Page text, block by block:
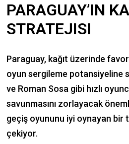
PARAGUAY’IN
STRATEJISI
Paraguay, kağıt üzerinde
oyun sergileme potansiyeline
ve Roman Sosa gibi hızlı
savunmasını zorlayacak
geçiş oyununu iyi oynayan bir
çekiyor.